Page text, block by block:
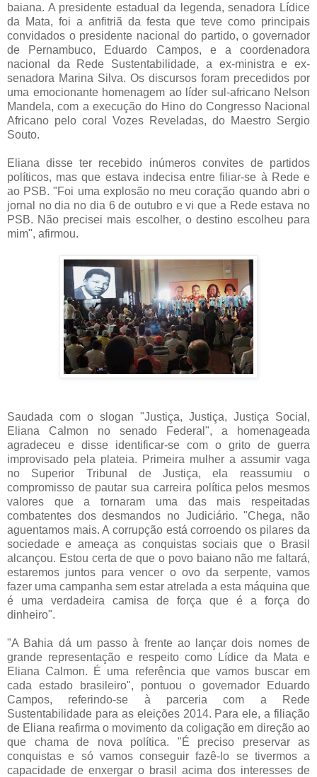
baiana. A presidente estadual da legenda, senadora Lídice
da Mata, foi a anfitriã da festa que teve como principais
convidados o presidente nacional do partido, o governador
de Pernambuco, Eduardo Campos, e a coordenadora
nacional da Rede Sustentabilidade, a ex-ministra e ex-
senadora Marina Silva. Os discursos foram precedidos por
uma emocionante homenagem ao líder sul-africano Nelson
Mandela, com a execução do Hino do Congresso Nacional
Africano pelo coral Vozes Reveladas, do Maestro Sergio
Souto.
Eliana disse ter recebido inúmeros convites de partidos
políticos, mas que estava indecisa entre filiar-se à Rede e
ao PSB. "Foi uma explosão no meu coração quando abri o
jornal no dia no dia 6 de outubro e vi que a Rede estava no
PSB. Não precisei mais escolher, o destino escolheu para
mim", afirmou.
Saudada com o slogan "Justiça, Justiça, Justiça Social,
Eliana Calmon no senado Federal", a homenageada
agradeceu e disse identificar-se com o grito de guerra
improvisado pela plateia. Primeira mulher a assumir vaga
no Superior Tribunal de Justiça, ela reassumiu o
compromisso de pautar sua carreira política pelos mesmos
valores que a tornaram uma das mais respeitadas
combatentes dos desmandos no Judiciário. "Chega, não
aguentamos mais. A corrupção está corroendo os pilares da
sociedade e ameaça as conquistas sociais que o Brasil
alcançou. Estou certa de que o povo baiano não me faltará,
estaremos juntos para vencer o ovo da serpente, vamos
fazer uma campanha sem estar atrelada a esta máquina que
é uma verdadeira camisa de força que é a força do
dinheiro".
"A Bahia dá um passo à frente ao lançar dois nomes de
grande representação e respeito como Lídice da Mata e
Eliana Calmon. É uma referência que vamos buscar em
cada estado brasileiro", pontuou o governador Eduardo
Campos, referindo-se à parceria com a Rede
Sustentabilidade para as eleições 2014. Para ele, a filiação
de Eliana reafirma o movimento da coligação em direção ao
que chama de nova política. "É preciso preservar as
conquistas e só vamos conseguir fazê-lo se tivermos a
capacidade de enxergar o brasil acima dos interesses de